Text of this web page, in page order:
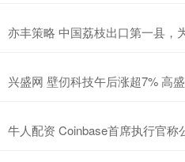
亦丰策略 中国荔枝出口第一县，
兴盛网 壁仞科技午后涨超7% 高
牛人配资 Coinbase首席执行官称